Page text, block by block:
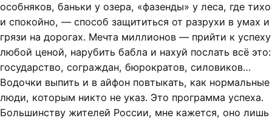
особняков, баньки у озера, «фазенды» у леса, где тихо
и спокойно, — способ защититься от разрухи в умах и
грязи на дорогах. Мечта миллионов — прийти к успеху
любой ценой, нарубить бабла и нахуй послать всё это:
государство, сограждан, бюрократов, силовиков…
Водочки выпить и в айфон повтыкать, как нормальные
люди, которым никто не указ. Это программа успеха.
Большинству жителей России, мне кажется, оно лишь